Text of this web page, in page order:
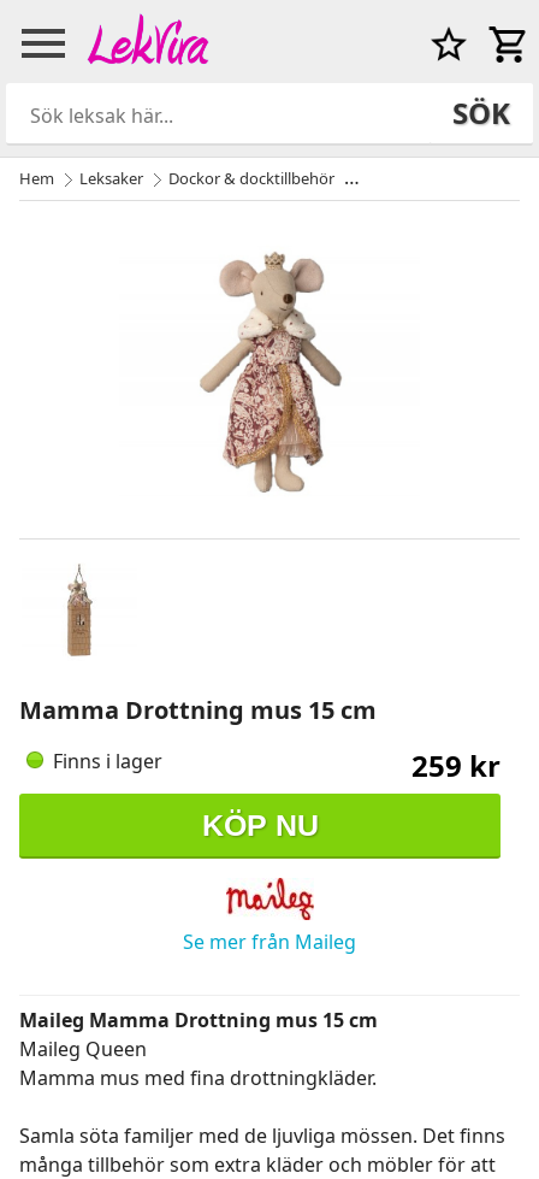
SÖK
Hem Leksaker Dockor & docktillbehör
Mamma Drottning mus 15 cm
Finns i lager 259 kr
KÖP NU
Se mer från Maileg
Maileg Mamma Drottning mus 15 cm
Maileg Queen
Mamma mus med fina drottningkläder.
Samla söta familjer med de ljuvliga mössen. Det finns
många tillbehör som extra kläder och möbler för att